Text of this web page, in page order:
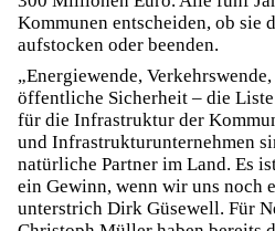
Kommunen entscheiden, ob
aufstocken oder beenden.
„Energiewende,
öffentliche Sicherheit – die
für die Infrastruktur der
und Infrastrukturunternehmen
natürliche Partner im Land. Es
ein Gewinn, wenn wir uns noch
unterstrich Dirk Güsewell. Für